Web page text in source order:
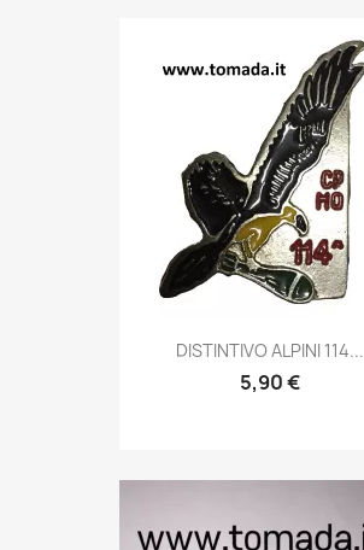
Anteprima
DISTINTIVO ALPINI 114...
5,90 €